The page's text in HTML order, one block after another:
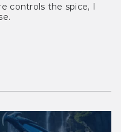
controls the spice, I